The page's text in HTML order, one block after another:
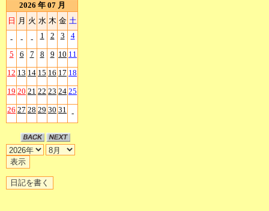
2026 年 07 月
日 月 火 水 木 金 土
- - - 1 2 3 4
5 6 7 8 9 10 11
12 13 14 15 16 17 18
19 20 21 22 23 24 25
26 27 28 29 30 31 -